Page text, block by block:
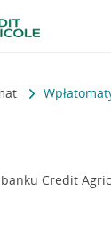
Credit